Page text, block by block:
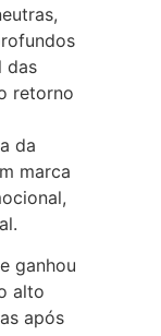
das
retorno
da
marca
ganhou
alto
após